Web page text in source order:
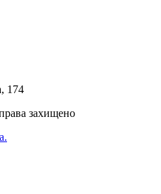
174
захищено
.